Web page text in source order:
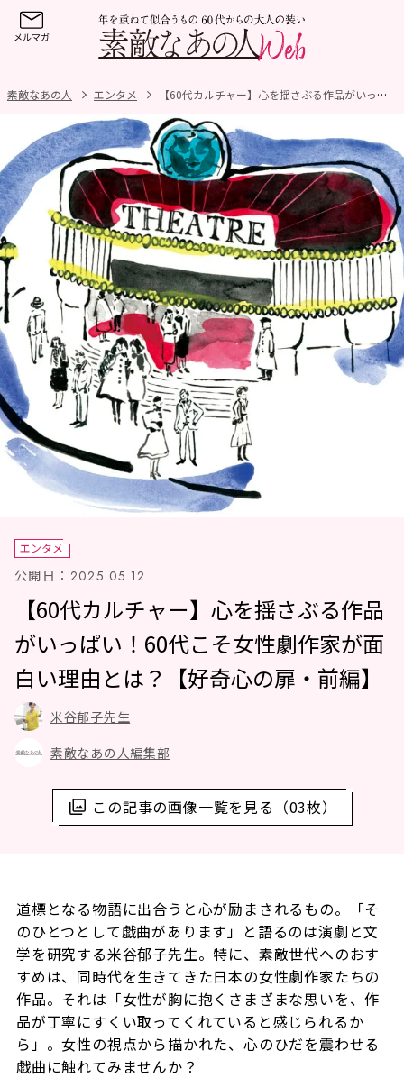
素敵なあの人 エンタメ 【60代カルチャー】心を揺さぶる作品がいっぱい！60代こそ女性劇作家が面白い理由とは？【好奇心の扉・前編】
この記事の画像一覧を見る（03枚）
エンタメ
公開日： 2025.05.12
【60代カルチャー】心を揺さぶる作品
がいっぱい！60代こそ女性劇作家が面
白い理由とは？【好奇心の扉・前編】
米谷郁子先生
素敵なあの人編集部
道標となる物語に出合うと心が励まされるもの。「そ
のひとつとして戯曲があります」と語るのは演劇と文
学を研究する米谷郁子先生。特に、素敵世代へのおす
すめは、同時代を生きてきた日本の女性劇作家たちの
作品。それは「女性が胸に抱くさまざまな思いを、作
品が丁寧にすくい取ってくれていると感じられるか
ら」。女性の視点から描かれた、心のひだを震わせる
戯曲に触れてみませんか？